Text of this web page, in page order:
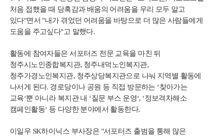
처음 접했을 때 당혹감과 배움의 어려움을 우리 모두 알고
있다"면서 "내가 겪었던 어려움을 바탕으로 더 많은 사람들에게
도움을 주고싶다"고 말했다.
활동에 참여자들은 서포터즈 전문 교육을 마친 뒤
청주시노인종합복지관, 청주내덕노인복지관,
청주가경노인복지관, 청주상당복지관으로 나눠 지역별 활동에
나서게 된다. 경로당이나 공원 등 직접 방문하는 ‘찾아가는
교육‘뿐 아니라 복지관 내 ‘질문 부스 운영‘, ‘정보격차해소
캠페인활동‘ 등 다양한 분야에서 활동한다.
이일우 SK하이닉스 부사장은 "서포터즈 출범을 통해 많은